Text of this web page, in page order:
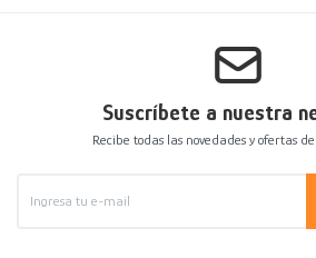
Suscríbete a nuestra
Recibe todas las novedades y ofertas